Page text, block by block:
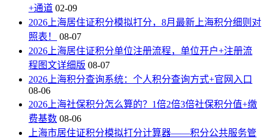
+通道 02-09
2026上海居住证积分模拟打分，8月最新上海积分细则对
照表！
08-07
2026上海居住证积分单位注册流程，单位开户+注册流
程图文详细版 08-07
2026上海积分查询系统：个人积分查询方式+官网入口
08-06
2026上海社保积分怎么算的？1倍2倍3倍社保积分值+缴
费基数 08-06
上海市居住证积分模拟打分计算器——积分公共服务管